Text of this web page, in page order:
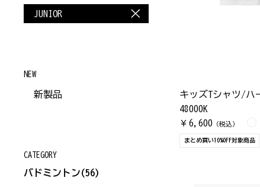
キッズTシャツ/ハ
48000K
￥ 6,600 （税込）
まとめ買い10%OFF対象商品
JUNIOR
NEW
新製品
CATEGORY
バドミントン(56)